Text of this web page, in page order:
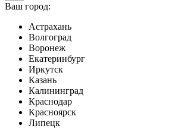
Ваш город:
Астрахань
Волгоград
Воронеж
Екатеринбург
Иркутск
Казань
Калининград
Краснодар
Красноярск
Липецк